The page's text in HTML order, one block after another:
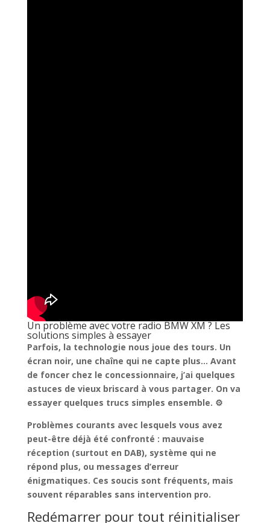
Un problème avec votre radio BMW XM ? Les
solutions simples à essayer
Parfois, la technologie nous joue des tours. Un
écran noir, une chaîne qui ne capte plus… Avant
de foncer chez le concessionnaire, j’ai quelques
astuces de vieux briscard à vous partager. On va
essayer quelques trucs simples ensemble. ⚙️
Problèmes courants avec lesquels vous avez
peut-être déjà été confronté : mauvaise
réception (surtout en DAB), système qui ne
répond plus, ou messages d’erreur
énigmatiques. Ces soucis sont fréquents, mais
souvent réparables sans intervention pro.
Redémarrer pour tout réinitialiser